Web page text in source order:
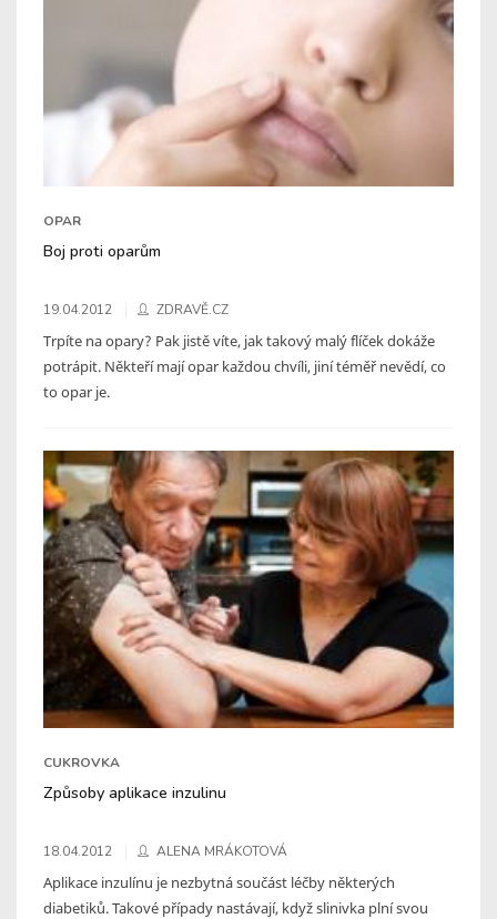
OPAR
Boj proti oparům
19.04.2012 ZDRAVĚ.CZ
Trpíte na opary? Pak jistě víte, jak takový malý flíček dokáže
potrápit. Někteří mají opar každou chvíli, jiní téměř nevědí, co
to opar je.
CUKROVKA
Způsoby aplikace inzulinu
18.04.2012 ALENA MRÁKOTOVÁ
Aplikace inzulínu je nezbytná součást léčby některých
diabetiků. Takové případy nastávají, když slinivka plní svou